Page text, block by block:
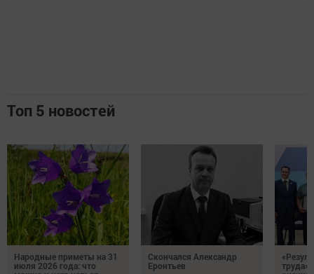
Топ 5 новостей
Народные приметы на 31
июля 2026 года: что
Скончался Александр
Еронтьев